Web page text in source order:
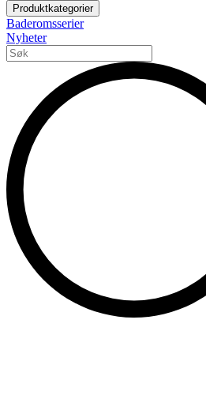
Produktkategorier
Baderomsserier
Nyheter